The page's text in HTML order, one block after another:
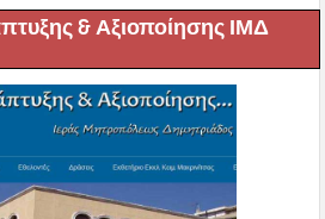
& Αξιοποίησης ΙΜΔ